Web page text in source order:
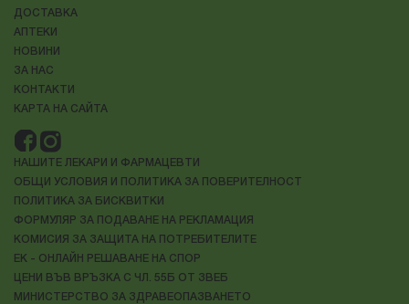
ДОСТАВКА
АПТЕКИ
НОВИНИ
ЗА НАС
КОНТАКТИ
КАРТА НА САЙТА
НАШИТЕ ЛЕКАРИ И ФАРМАЦЕВТИ
ОБЩИ УСЛОВИЯ И ПОЛИТИКА ЗА ПОВЕРИТЕЛНОСТ
ПОЛИТИКА ЗА БИСКВИТКИ
ФОРМУЛЯР ЗА ПОДАВАНЕ НА РЕКЛАМАЦИЯ
КОМИСИЯ ЗА ЗАЩИТА НА ПОТРЕБИТЕЛИТЕ
ЕК - ОНЛАЙН РЕШАВАНЕ НА СПОР
ЦЕНИ ВЪВ ВРЪЗКА С ЧЛ. 55Б ОТ ЗВЕБ
МИНИСТЕРСТВО ЗА ЗДРАВЕОПАЗВАНЕТО